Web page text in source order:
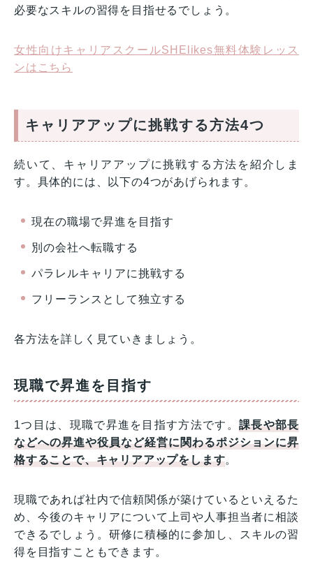
必要なスキルの習得を目指せるでしょう。
女性向けキャリアスクールSHElikes無料体験レッス
ンはこちら
キャリアアップに挑戦する方法4つ
続いて、キャリアアップに挑戦する方法を紹介しま
す。具体的には、以下の4つがあげられます。
現在の職場で昇進を目指す
別の会社へ転職する
パラレルキャリアに挑戦する
フリーランスとして独立する
各方法を詳しく見ていきましょう。
現職で昇進を目指す
1つ目は、現職で昇進を目指す方法です。 課長や部長
などへの昇進や役員など経営に関わるポジションに昇
格することで、キャリアアップをします。
現職であれば社内で信頼関係が築けているといえるた
め、今後のキャリアについて上司や人事担当者に相談
できるでしょう。研修に積極的に参加し、スキルの習
得を目指すこともできます。